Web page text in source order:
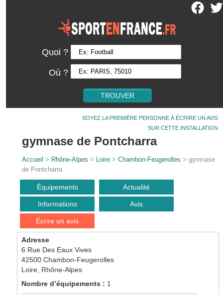
Quoi ?
Où ?
SOYEZ LA PREMIÈRE PERSONNE À ÉCRIRE UN AVIS
SUR CETTE INSTALLATION
gymnase de Pontcharra
Accueil > Rhône-Alpes > Loire >Chambon-Feugerolles > gymnase
de Pontcharra
Équipements Actualité
Informations Avis
Écrire un avis
Adresse
6 Rue Des Eaux Vives
42500 Chambon-Feugerolles
Loire, Rhône-Alpes
Nombre d’équipements : 1